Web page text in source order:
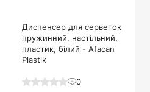
Диспенсер для серветок
пружинний, настільний,
пластик, білий - Afacan
Plastik
0